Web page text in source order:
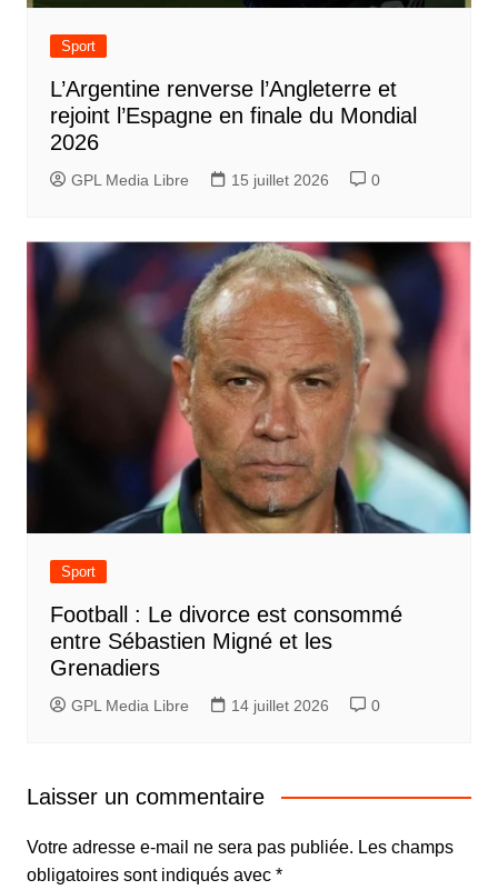
Sport
L’Argentine renverse l’Angleterre et
rejoint l’Espagne en finale du Mondial
2026
GPL Media Libre 15 juillet 2026 0
Sport
Football : Le divorce est consommé
entre Sébastien Migné et les
Grenadiers
GPL Media Libre 14 juillet 2026 0
Laisser un commentaire
Votre adresse e-mail ne sera pas publiée. Les champs
obligatoires sont indiqués avec *